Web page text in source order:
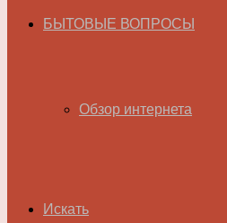
БЫТОВЫЕ ВОПРОСЫ
Обзор интернета
Искать